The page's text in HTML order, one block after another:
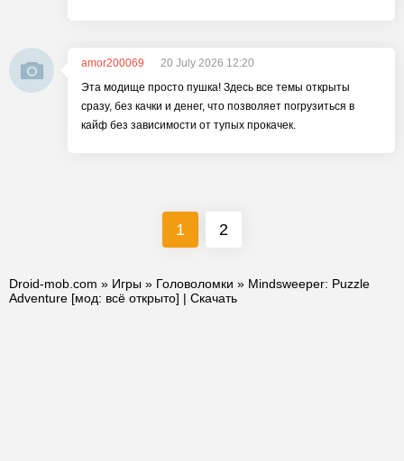
amor200069
20 July 2026 12:20
Эта модище просто пушка! Здесь все темы открыты
сразу, без качки и денег, что позволяет погрузиться в
кайф без зависимости от тупых прокачек.
1 2
Droid-mob.com » Игры » Головоломки » Mindsweeper: Puzzle
Adventure [мод: всё открыто] | Скачать